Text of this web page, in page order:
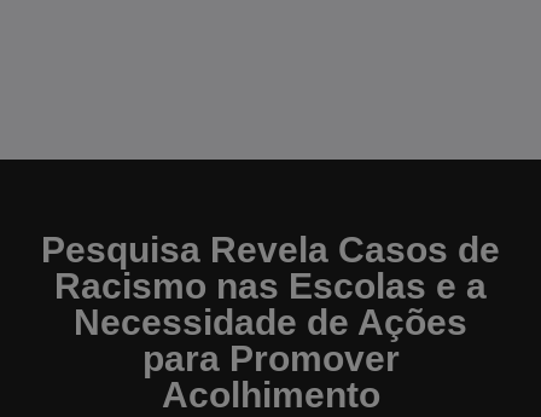
Pesquisa Revela Casos de
Racismo nas Escolas e a
Necessidade de Ações
para Promover
Acolhimento